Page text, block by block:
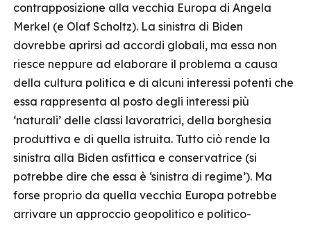
contrapposizione alla vecchia Europa di Angela
Merkel (e Olaf Scholtz). La sinistra di Biden
dovrebbe aprirsi ad accordi globali, ma essa non
riesce neppure ad elaborare il problema a causa
della cultura politica e di alcuni interessi potenti che
essa rappresenta al posto degli interessi più
‘naturali’ delle classi lavoratrici, della borghesia
produttiva e di quella istruita. Tutto ciò rende la
sinistra alla Biden asfittica e conservatrice (si
potrebbe dire che essa è ‘sinistra di regime’). Ma
forse proprio da quella vecchia Europa potrebbe
arrivare un approccio geopolitico e politico-